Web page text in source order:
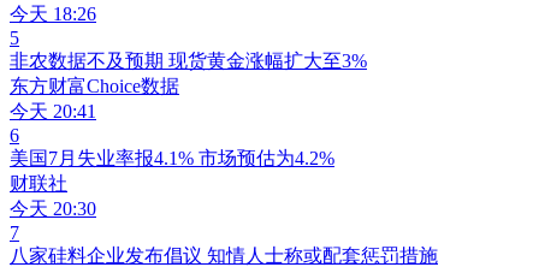
今天 18:26
5
非农数据不及预期 现货黄金涨幅扩大至3%
东方财富Choice数据
今天 20:41
6
美国7月失业率报4.1% 市场预估为4.2%
财联社
今天 20:30
7
八家硅料企业发布倡议 知情人士称或配套惩罚措施